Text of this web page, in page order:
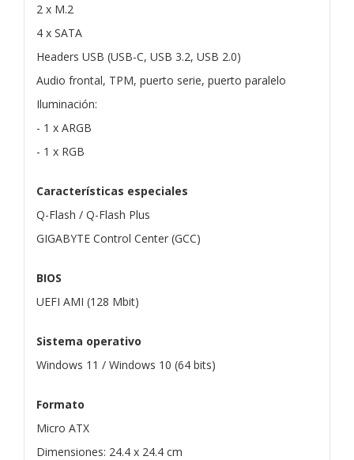
2 x M.2
4 x SATA
Headers USB (USB-C, USB 3.2, USB 2.0)
Audio frontal, TPM, puerto serie, puerto paralelo
Iluminación:
- 1 x ARGB
- 1 x RGB
Características especiales
Q-Flash / Q-Flash Plus
GIGABYTE Control Center (GCC)
BIOS
UEFI AMI (128 Mbit)
Sistema operativo
Windows 11 / Windows 10 (64 bits)
Formato
Micro ATX
Dimensiones: 24.4 x 24.4 cm